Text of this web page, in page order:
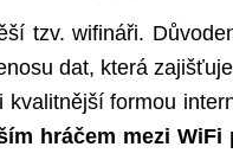
tzv. wifináři.
dat, která
kvalitnější formou
hráčem mezi